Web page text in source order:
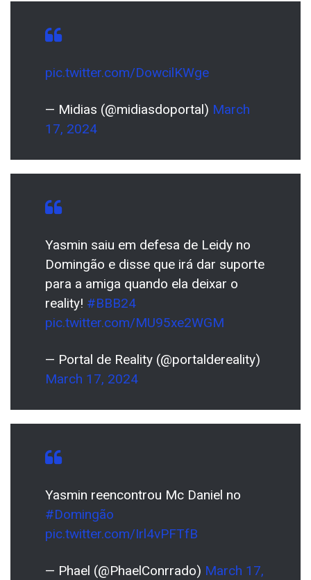
pic.twitter.com/DowcilKWge
— Midias (@midiasdoportal) March
17, 2024
Yasmin saiu em defesa de Leidy no
Domingão e disse que irá dar suporte
para a amiga quando ela deixar o
reality! #BBB24
pic.twitter.com/MU95xe2WGM
— Portal de Reality (@portaldereality)
March 17, 2024
Yasmin reencontrou Mc Daniel no
#Domingão
pic.twitter.com/Irl4vPFTfB
— Phael (@PhaelConrrado) March 17,